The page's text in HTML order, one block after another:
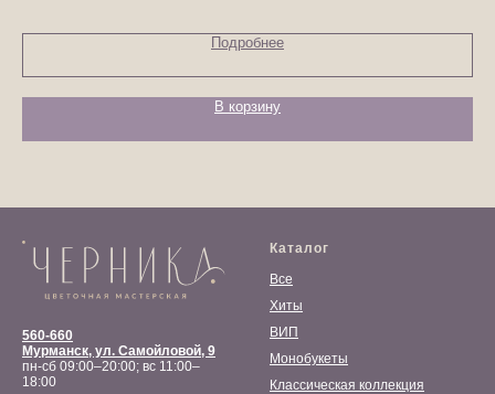
Подробнее
В корзину
560-660
Мурманск, ул. Самойловой, 9
пн-сб 09:00–20:00; вс 11:00–
18:00
Каталог
Все
Хиты
ВИП
Монобукеты
Классическая коллекция